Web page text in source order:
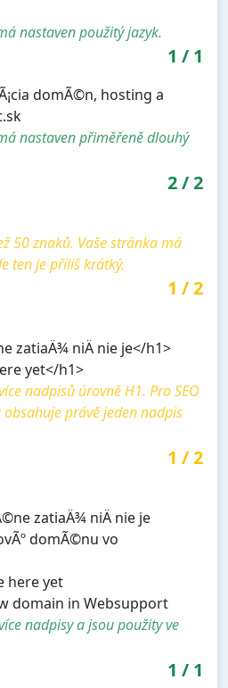
nastaven použitý jazyk.
1 / 1
domÃ©n, hosting a
nastaven přiměřeně dlouhý
2/2
50 znaků. Vaše stránka má
ten je příliš krátký.
1 /2
zatiaÄ¾ niÄ nie je</h1>
yet</h1>
nadpisů úrovně H1. Pro SEO
právě jeden nadpis
1 /2
zatiaÄ¾ niÄ nie je
domÃ©nu vo
here yet
in Websupport
nadpisy a jsou použity ve
1 / 1